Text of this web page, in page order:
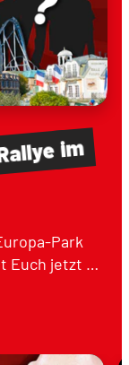
im
Park
Euch jetzt …